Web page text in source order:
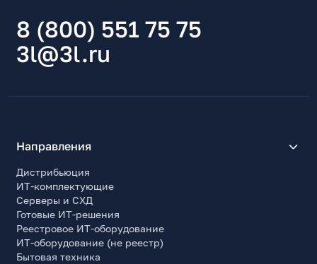
8 (800) 551 75 75
3l@3l.ru
Направления
Дистрибьюция
ИТ-комплектующие
Серверы и СХД
Готовые ИТ-решения
Реестровое ИТ-оборудование
ИТ-оборудование (не реестр)
Бытовая техника